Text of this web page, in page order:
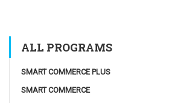
ALL PROGRAMS
SMART COMMERCE PLUS
SMART COMMERCE